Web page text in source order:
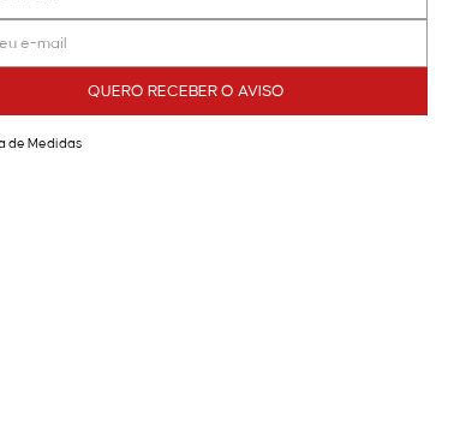
QUERO RECEBER O AVISO
de Medidas